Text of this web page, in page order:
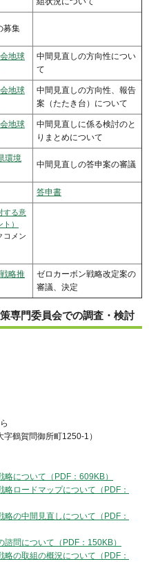
募集
地球
中間見直しの方向性につい
て
地球
中間見直しの方向性、報告
案（たたき台）について
地球
中間見直しに係る検討のと
りまとめについて
環境
中間見直しの答申案の審議
答申書
する意
）
メン
略推
ゼロカーボン戦略改定案の
審議、決定
専門委員会での調査・検討
鶴賀問御所町1250-1）
について（PDF：609KB）
ロードマップについて（PDF：
の中間見直しについて（PDF：
問について（PDF：150KB）
の取組の概況について（PDF：